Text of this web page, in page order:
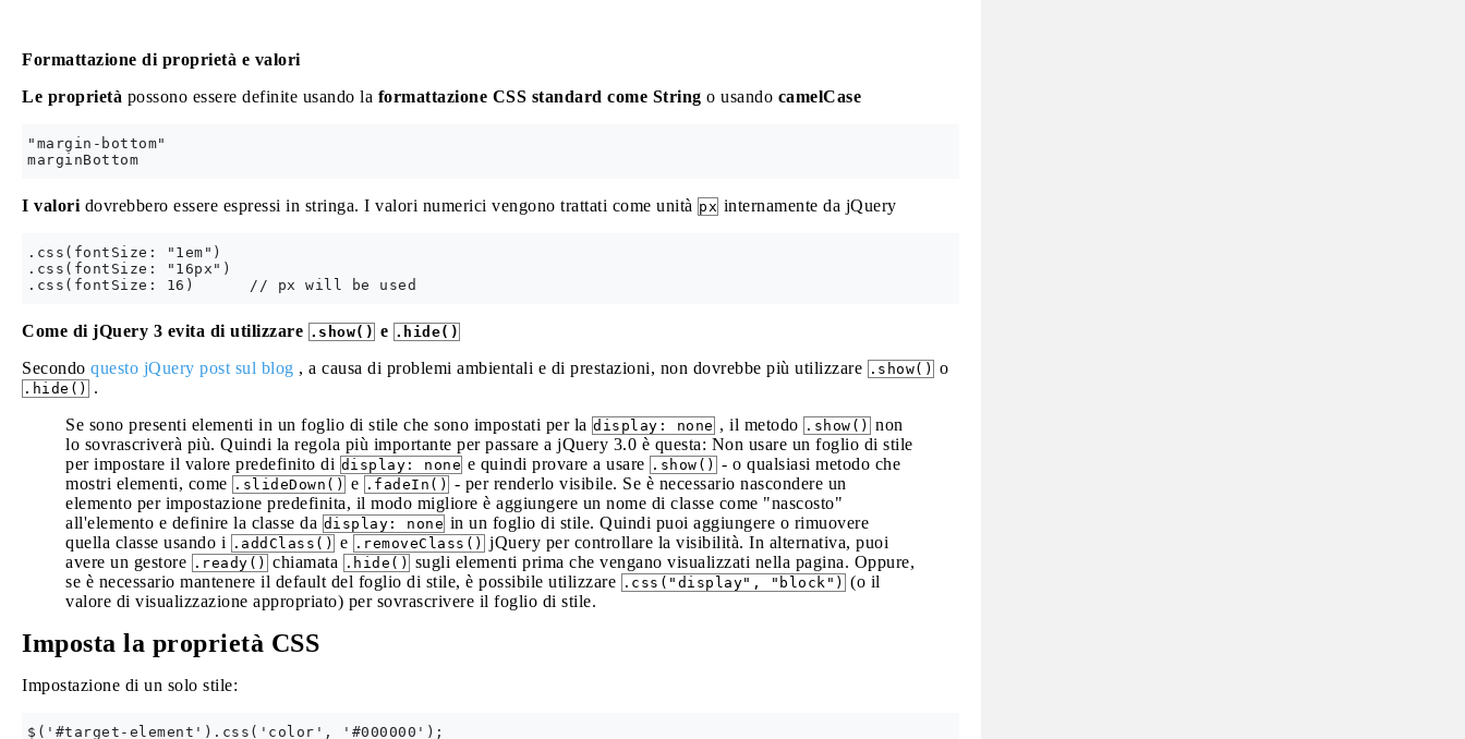
Formattazione di proprietà e valori
Le proprietà possono essere definite usando la formattazione CSS standard come String o usando camelCase
"margin-bottom"
I valori dovrebbero essere espressi in stringa. I valori numerici vengono trattati come unità px internamente da jQuery
.css(fontSize: "1em")
.css(fontSize: "16px")
Come di jQuery 3 evita di utilizzare .show() e .hide()
Secondo questo jQuery post sul blog , a causa di problemi ambientali e di prestazioni, non dovrebbe più utilizzare .show() o
.hide()
.
Se sono presenti elementi in un foglio di stile che sono impostati per la display: none , il metodo .show() non
lo sovrascriverà più. Quindi la regola più importante per passare a jQuery 3.0 è questa: Non usare un foglio di stile
per impostare il valore predefinito di display: none e quindi provare a usare .show() - o qualsiasi metodo che
mostri elementi, come .slideDown() e .fadeIn() - per renderlo visibile. Se è necessario nascondere un
elemento per impostazione predefinita, il modo migliore è aggiungere un nome di classe come "nascosto"
all'elemento e definire la classe da display: none in un foglio di stile. Quindi puoi aggiungere o rimuovere
quella classe usando i
.addClass() e .removeClass() jQuery per controllare la visibilità. In alternativa, puoi
avere un gestore .ready() chiamata .hide() sugli elementi prima che vengano visualizzati nella pagina. Oppure,
se è necessario mantenere il default del foglio di stile, è possibile utilizzare .css("display", "block") (o il
valore di visualizzazione appropriato) per sovrascrivere il foglio di stile.
Imposta la proprietà CSS
Impostazione di un solo stile: